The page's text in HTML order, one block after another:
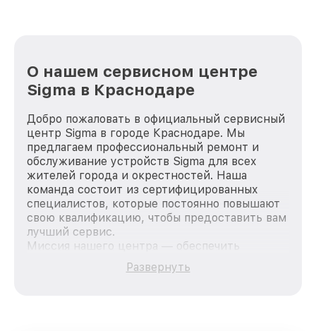
О нашем сервисном центре
Sigma в Краснодаре
Добро пожаловать в официальный сервисный
центр Sigma в городе Краснодаре. Мы
предлагаем профессиональный ремонт и
обслуживание устройств Sigma для всех
жителей города и окрестностей. Наша
команда состоит из сертифицированных
специалистов, которые постоянно повышают
свою квалификацию, чтобы предоставить вам
лучший сервис.
Миссия нашего центра — обеспечить
качественный и доступный ремонт для
каждого пользователя продукции Sigma, вне
Развернуть